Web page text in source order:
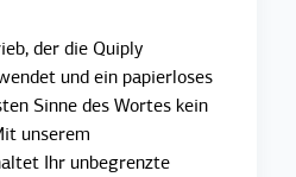
der die Quiply
und ein papierloses
Sinne des Wortes kein
unserem
Ihr unbegrenzte